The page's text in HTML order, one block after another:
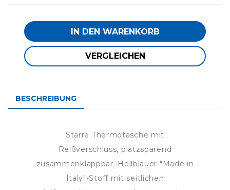
IN DEN WARENKORB
VERGLEICHEN
BESCHREIBUNG
Starre Thermotasche mit
Reißverschluss, platzsparend
zusammenklappbar. Hellblauer "Made in
Italy"-Stoff mit seitlichen